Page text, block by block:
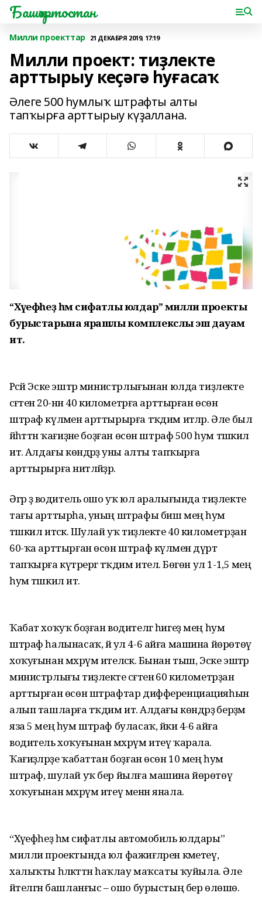
Башҡортостан
Милли проекттар 21 ДЕКАБРЯ 2019, 17:19
Милли проект: тиҙлекте
арттырыу кеҫәгә һуғасаҡ
Әлеге 500 һумлыҡ штрафты алты
тапҡырға арттырыу күҙаллана.
“Хәүефһеҙ һәм сифатлы юлдар” милли проекты
бурыстарына ярашлы комплекслы эш дауам
итә.
Рәсәй Эске эштәр министрлығынан юлда тиҙлекте
сәғәтенә 20-нән 40 километрға арттырған өсөн
штраф күләмен арттырырға тәҡдим итәләр. Әле был
йәһәттән ҡағиҙәне боҙған өсөн штраф 500 һум тәшкил
итә. Алдағы көндәрҙә уны алты тапҡырға
арттырырға ниәтләйҙәр.
Әгәр ҙә водитель ошо уҡ юл аралығында тиҙлекте
тағы арттырһа, уның штрафы биш мең һум
тәшкил итәсәк. Шулай уҡ тиҙлекте 40 километрҙан
60-ҡа арттырған өсөн штраф күләмен дүрт
тапҡырға күтәрергә тәҡдим ителә. Бөгөн ул 1-1,5 мең
һум тәшкил итә.
Ҡабат хоҡуҡ боҙған водителгә һигеҙ мең һум
штраф һалынасаҡ, йә ул 4-6 айға машина йөрөтөү
хоҡуғынан мәхрүм ителәсәк. Бынан тыш, Эске эштәр
министрлығы тиҙлекте сәғәтенә 60 километрҙан
арттырған өсөн штрафтар дифференциацияһын
алып ташларға тәҡдим итә. Алдағы көндәрҙә берҙәм
яза 5 мең һум штраф буласаҡ, йәки 4-6 айға
водитель хоҡуғынан мәхрүм итеү ҡарала.
Ҡағиҙәләрҙе ҡабаттан боҙған өсөн 10 мең һум
штраф, шулай уҡ бер йылға машина йөрөтөү
хоҡуғынан мәхрүм итеү менән янала.
“Хәүефһеҙ һәм сифатлы автомобиль юлдары”
милли проектында юл фажиғәләрен кәметеү,
халыҡты һәләкәттән һаҡлау маҡсаты ҡуйыла. Әле
әйтелгән башланғыс – ошо бурыстың бер өлөшө.